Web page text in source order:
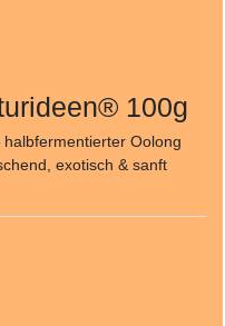
100g
Oolong
exotisch & sanft